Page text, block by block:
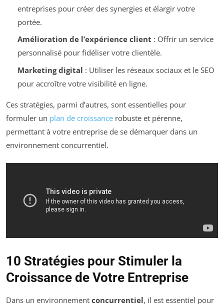
entreprises pour créer des synergies et élargir votre
portée.
Amélioration de l’expérience client : Offrir un service
personnalisé pour fidéliser votre clientèle.
Marketing digital : Utiliser les réseaux sociaux et le SEO
pour accroître votre visibilité en ligne.
Ces stratégies, parmi d’autres, sont essentielles pour
formuler un plan de croissance robuste et pérenne,
permettant à votre entreprise de se démarquer dans un
environnement concurrentiel.
10 Stratégies pour Stimuler la
Croissance de Votre Entreprise
Dans un environnement concurrentiel, il est essentiel pour